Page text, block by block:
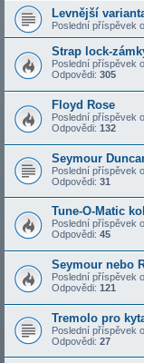
Levnější
Poslední příspěvek
Strap lock-
Poslední příspěvek
Odpovědi: 305
Floyd Rose
Poslední příspěvek
Odpovědi: 132
Seymour
Poslední příspěvek
Odpovědi: 31
Tune-O-Matic
Poslední příspěvek
Odpovědi: 45
Seymour nebo
Poslední příspěvek
Odpovědi: 121
Tremolo pro
Poslední příspěvek
Odpovědi: 27